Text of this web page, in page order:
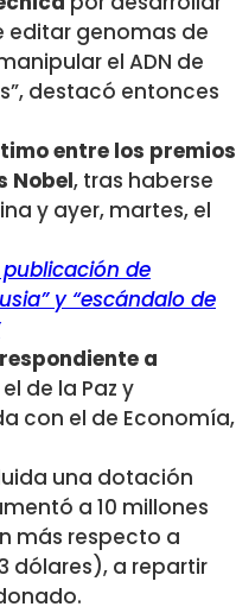
editar genomas de
el ADN de
destacó entonces
entre los premios
Nobel, tras haberse
y ayer, martes, el
de
y “escándalo de
a
de la Paz y
con el de Economía,
una dotación
a 10 millones
más respecto a
dólares), a repartir